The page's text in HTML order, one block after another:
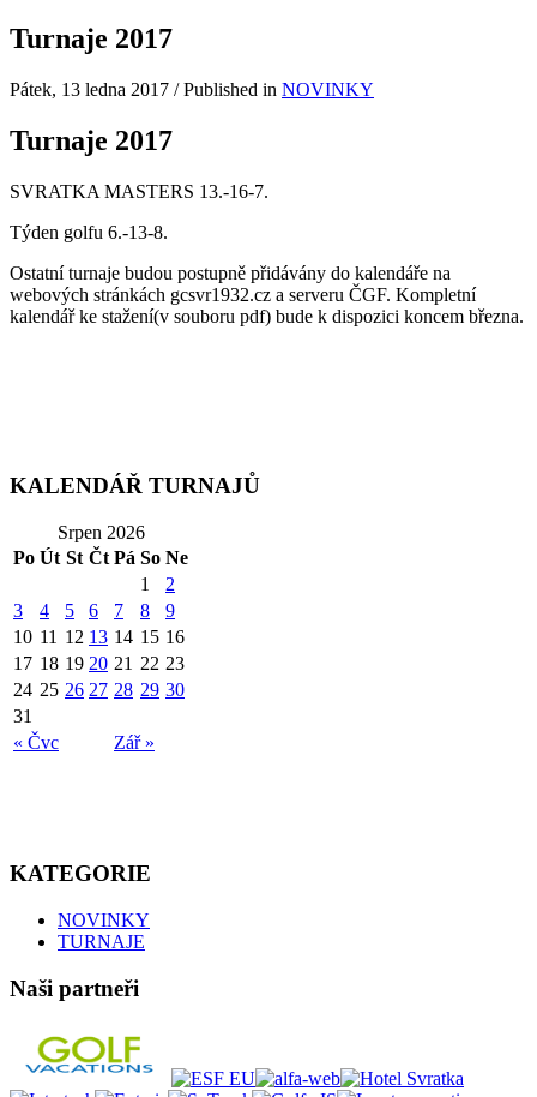
Turnaje 2017
Pátek, 13 ledna 2017 /Published in NOVINKY
Turnaje 2017
SVRATKA MASTERS 13.-16-7.
Týden golfu 6.-13-8.
Ostatní turnaje budou postupně přidávány do kalendáře na
webových stránkách gcsvr1932.cz a serveru ČGF. Kompletní
kalendář ke stažení(v souboru pdf) bude k dispozici koncem března.
KALENDÁŘ TURNAJŮ
Srpen 2026
Po Út St Čt Pá So Ne
« Čvc Zář »
1
2
3
4 5 6 7 8
9
10 11 12 13 14 15 16
17 18 19 20 21 22 23
24 25 26 27 28 29 30
31
KATEGORIE
NOVINKY
TURNAJE
Naši partneři